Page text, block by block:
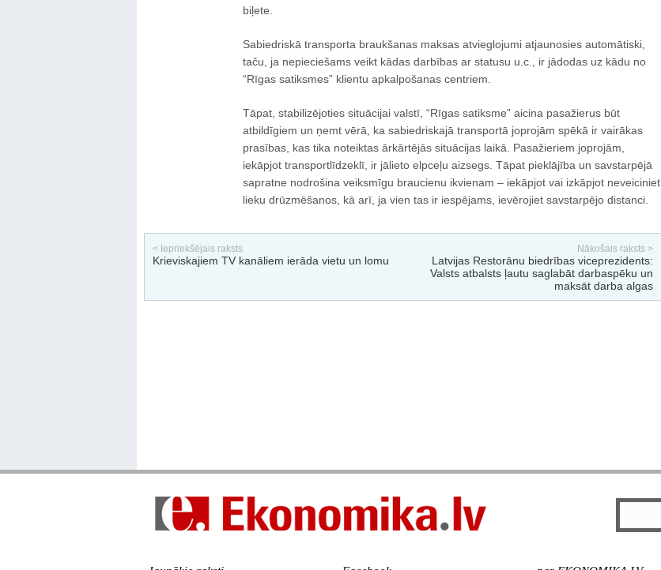
biļete.
Sabiedriskā transporta braukšanas maksas atvieglojumi atjaunosies automātiski,
taču, ja nepieciešams veikt kādas darbības ar statusu u.c., ir jādodas uz kādu no
“Rīgas satiksmes” klientu apkalpošanas centriem.
Tāpat, stabilizējoties situācijai valstī, “Rīgas satiksme” aicina pasažierus būt
atbildīgiem un ņemt vērā, ka sabiedriskajā transportā joprojām spēkā ir vairākas
prasības, kas tika noteiktas ārkārtējās situācijas laikā. Pasažieriem joprojām,
iekāpjot transportlīdzeklī, ir jālieto elpceļu aizsegs. Tāpat pieklājība un savstarpējā
sapratne nodrošina veiksmīgu braucienu ikvienam – iekāpjot vai izkāpjot neveiciniet
lieku drūzmēšanos, kā arī, ja vien tas ir iespējams, ievērojiet savstarpējo distanci.
< Iepriekšējais raksts
Krieviskajiem TV kanāliem ierāda vietu un lomu
Nākošais raksts >
Latvijas Restorānu biedrības viceprezidents:
Valsts atbalsts ļautu saglabāt darbaspēku un
maksāt darba algas